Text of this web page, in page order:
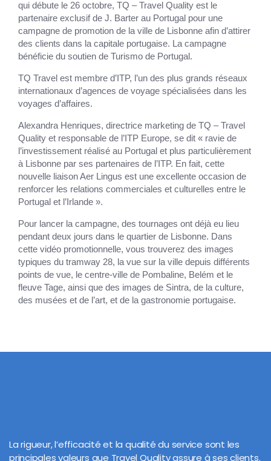
qui débute le 26 octobre, TQ – Travel Quality est le
partenaire exclusif de J. Barter au Portugal pour une
campagne de promotion de la ville de Lisbonne afin d’attirer
des clients dans la capitale portugaise. La campagne
bénéficie du soutien de Turismo de Portugal.
TQ Travel est membre d’ITP, l’un des plus grands réseaux
internationaux d’agences de voyage spécialisées dans les
voyages d’affaires.
Alexandra Henriques, directrice marketing de TQ – Travel
Quality et responsable de l’ITP Europe, se dit « ravie de
l’investissement réalisé au Portugal et plus particulièrement
à Lisbonne par ses partenaires de l’ITP. En fait, cette
nouvelle liaison Aer Lingus est une excellente occasion de
renforcer les relations commerciales et culturelles entre le
Portugal et l’Irlande ».
Pour lancer la campagne, des tournages ont déjà eu lieu
pendant deux jours dans le quartier de Lisbonne. Dans
cette vidéo promotionnelle, vous trouverez des images
typiques du tramway 28, la vue sur la ville depuis différents
points de vue, le centre-ville de Pombaline, Belém et le
fleuve Tage, ainsi que des images de Sintra, de la culture,
des musées et de l’art, et de la gastronomie portugaise.
La rigueur, l’efficacité et la qualité du service sont les
principales valeurs que Travel Quality assure à ses clients.